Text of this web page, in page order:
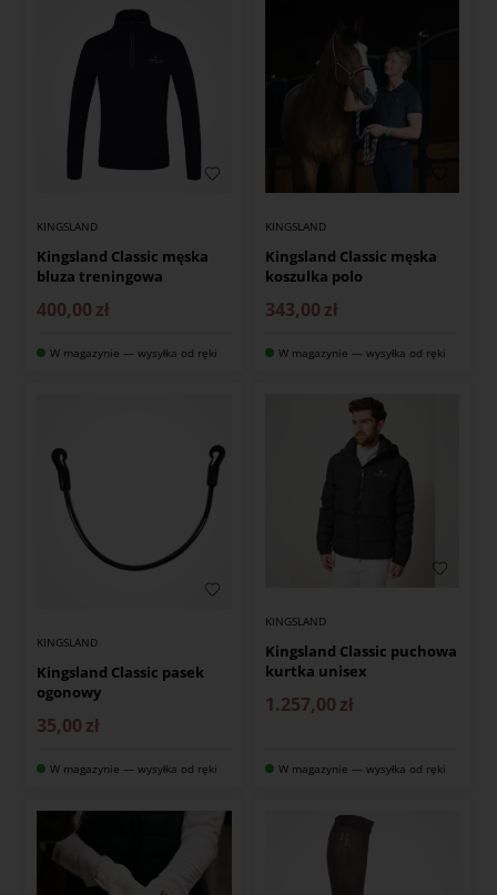
KINGSLAND
Kingsland Classic męska
bluza treningowa
400,00 zł
W magazynie — wysyłka od ręki
KINGSLAND
Kingsland Classic męska
koszulka polo
343,00 zł
W magazynie — wysyłka od ręki
KINGSLAND
Kingsland Classic pasek
ogonowy
35,00 zł
W magazynie — wysyłka od ręki
KINGSLAND
Kingsland Classic puchowa
kurtka unisex
1.257,00 zł
W magazynie — wysyłka od ręki